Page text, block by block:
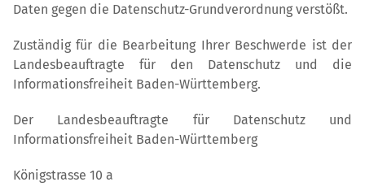
Daten gegen die Datenschutz-Grundverordnung verstößt.
Zuständig für die Bearbeitung Ihrer Beschwerde ist der
Landesbeauftragte für den Datenschutz und die
Informationsfreiheit Baden-Württemberg.
Der Landesbeauftragte für Datenschutz und
Informationsfreiheit Baden-Württemberg
Königstrasse 10 a